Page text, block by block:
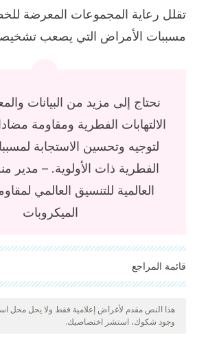
تقلل رعاية المجموعات المعرضة
مسببات الأمراض التي يصعب
نحتاج إلى مزيد من البيانات
الالتهابات الفطرية ومقاومة
لتوجيه وتحسين الاستجابة
الفطرية ذات الأولوية. – مدير
العالمية للتنسيق العالمي
الميكروبات
قائمة المراجع
"تمت مراجعة جميع المصادر المذكورة بعناية
لضمان جودتها وموثوقيتها وتحديثها وصحتها. تم
المقالة موثوقة ودقيقة من الناحية الأكاديمية أو
هذا النص مقدم لأغراض إعلامية فقط ولا يحل محل
وجود شكوك، استشر اختصاصيك.